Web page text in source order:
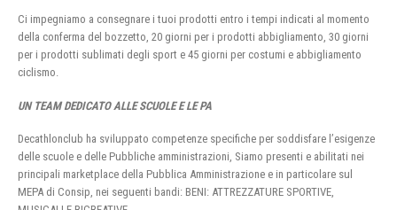
Ci impegniamo a consegnare i tuoi prodotti entro i tempi indicati al momento
della conferma del bozzetto, 20 giorni per i prodotti abbigliamento, 30 giorni
per i prodotti sublimati degli sport e 45 giorni per costumi e abbigliamento
ciclismo.
UN TEAM DEDICATO ALLE SCUOLE E LE PA
Decathlonclub ha sviluppato competenze specifiche per soddisfare l’esigenze
delle scuole e delle Pubbliche amministrazioni, Siamo presenti e abilitati nei
principali marketplace della Pubblica Amministrazione e in particolare sul
MEPA di Consip, nei seguenti bandi: BENI: ATTREZZATURE SPORTIVE,